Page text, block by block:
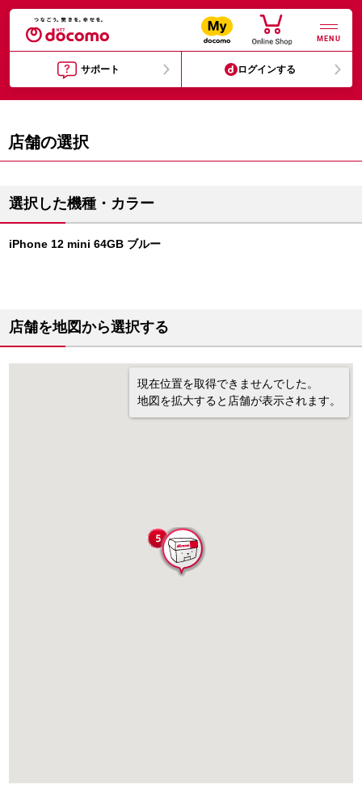
MENU
サポート ログインする
店舗の選択
選択した機種・カラー
iPhone 12 mini 64GB ブルー
店舗を地図から選択する
現在位置を取得できませんでした。
地図を拡大すると店舗が表示されます。